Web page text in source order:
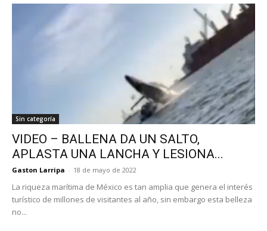
Sin categoría
VIDEO – BALLENA DA UN SALTO,
APLASTA UNA LANCHA Y LESIONA...
Gaston Larripa - 18 de mayo de 2022
La riqueza marítima de México es tan amplia que genera el interés
turístico de millones de visitantes al año, sin embargo esta belleza
no...